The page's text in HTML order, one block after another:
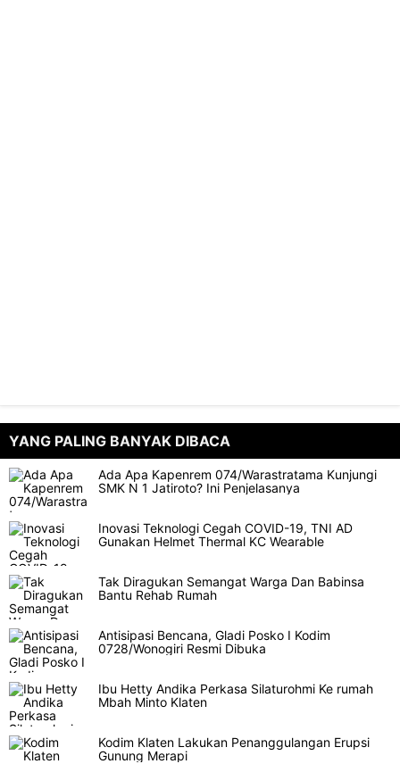
YANG PALING BANYAK DIBACA
Ada Apa Kapenrem 074/Warastratama Kunjungi
SMK N 1 Jatiroto? Ini Penjelasanya
Inovasi Teknologi Cegah COVID-19, TNI AD
Gunakan Helmet Thermal KC Wearable
Tak Diragukan Semangat Warga Dan Babinsa
Bantu Rehab Rumah
Antisipasi Bencana, Gladi Posko I Kodim
0728/Wonogiri Resmi Dibuka
Ibu Hetty Andika Perkasa Silaturohmi Ke rumah
Mbah Minto Klaten
Kodim Klaten Lakukan Penanggulangan Erupsi
Gunung Merapi